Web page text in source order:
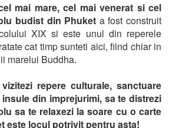
mai mare, cel mai venerat si cel
budist din Phuket a fost construit
XIX si este unul din reperele
cat timp sunteti aici, fiind chiar in
marelui Buddha.
repere culturale, sanctuare
din imprejurimi, sa te distrezi
sa te relaxezi la soare cu o carte
este locul potrivit pentru asta!